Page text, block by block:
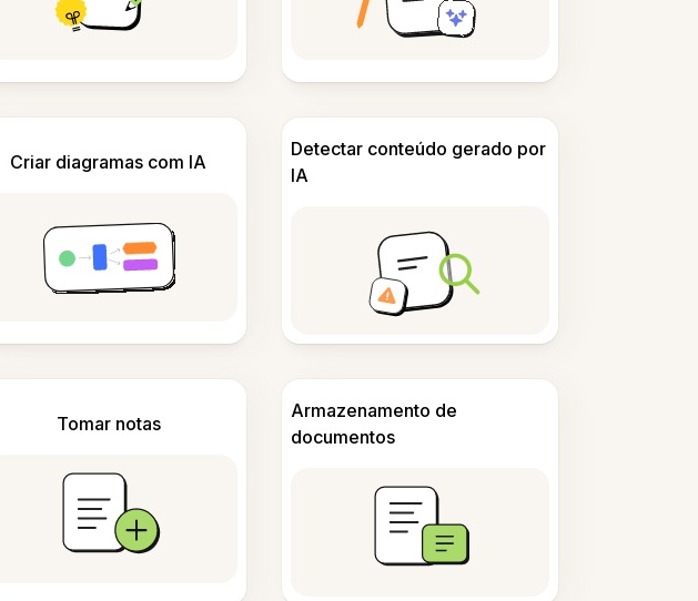
Criar diagramas com IA
Detectar conteúdo gerado por
IA
Tomar notas
Armazenamento de
documentos